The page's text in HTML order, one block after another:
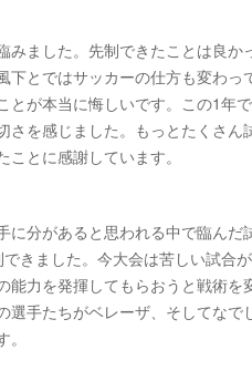
みました。先制できたことは良か
下とではサッカーの仕方も変わっ
とが本当に悔しいです。この1年
さを感じました。もっとたくさん
とに感謝しています。
に分があると思われる中で臨んだ
きました。今大会は苦しい試合
能力を発揮してもらおうと戦術を
選手たちがベレーザ、そしてなで